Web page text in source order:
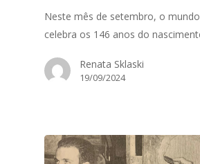
Neste mês de setembro, o
celebra os 146 anos do
Renata Sklaski
19/09/2024